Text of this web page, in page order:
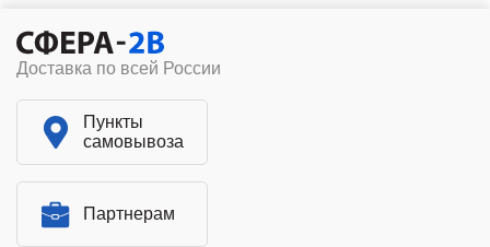
Доставка по всей России
Пункты
самовывоза
Партнерам